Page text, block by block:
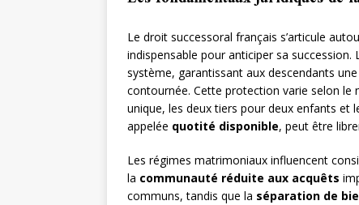
Le droit successoral français s’articule
indispensable pour anticiper sa succession.
système, garantissant aux descendants
contournée. Cette protection varie selon le
unique, les deux tiers pour deux enfants
appelée quotité disponible, peut être
Les régimes matrimoniaux influencent
la communauté réduite aux acquêts
communs, tandis que la séparation de